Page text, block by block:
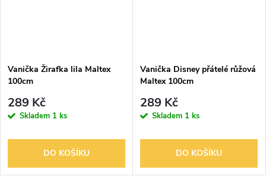
Vanička Žirafka lila Maltex
100cm
289 Kč
Skladem 1 ks
DO KOŠÍKU
Vanička Disney přátelé růžová
Maltex 100cm
289 Kč
Skladem 1 ks
DO KOŠÍKU